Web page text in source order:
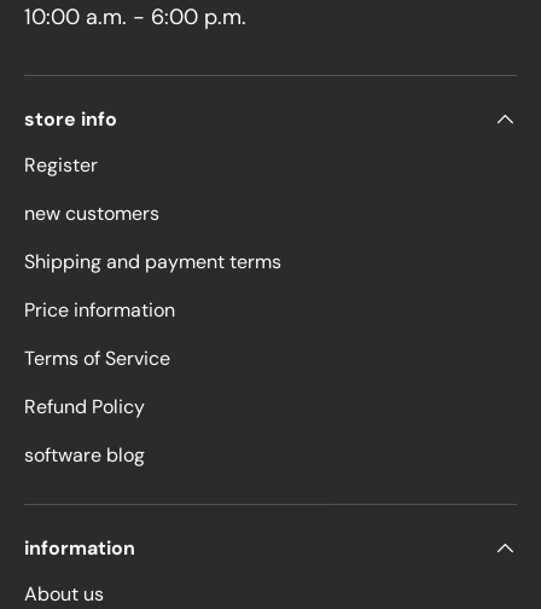
10:00 a.m. - 6:00 p.m.
store info
Register
new customers
Shipping and payment terms
Price information
Terms of Service
Refund Policy
software blog
information
About us